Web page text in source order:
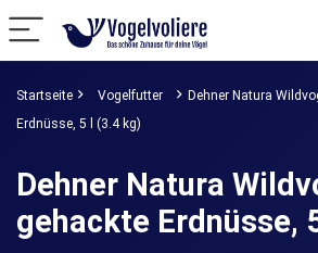
Startseite Vogelfutter
Dehner Natura
Erdnüsse, 5 l (3.4 kg)
Dehner Natura
gehackte Erdnüsse,